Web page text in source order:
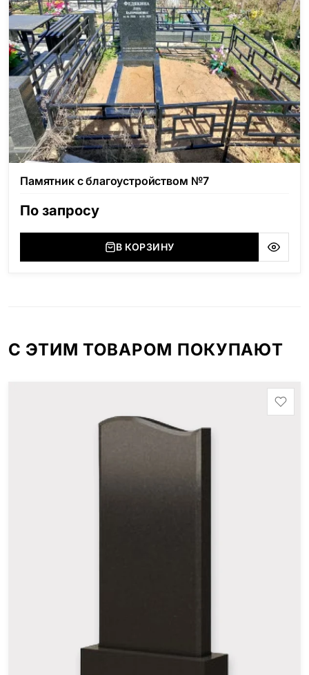
Памятник с благоустройством №7
По запросу
В КОРЗИНУ
С ЭТИМ ТОВАРОМ ПОКУПАЮТ